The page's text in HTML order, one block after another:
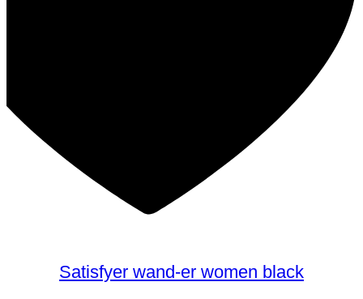
Satisfyer wand-er women black